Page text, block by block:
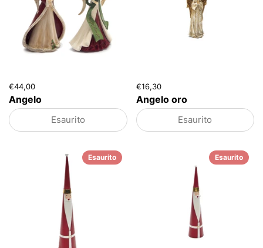
€44,00
Angelo
Esaurito
€16,30
Angelo oro
Esaurito
Esaurito Esaurito